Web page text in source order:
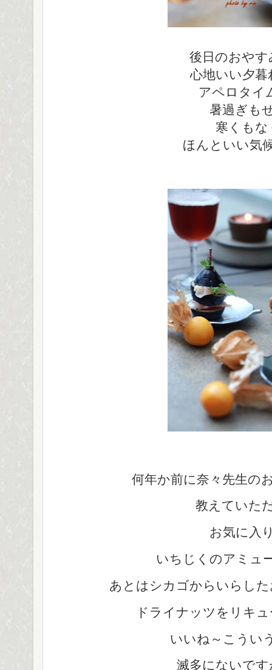
後日のおやす
心地いい夕暮
アペロタイ
暑過ぎも
寒くもな
ほんといい気
何年か前に奈々先生の
教えていた
お気に入
いちじくのアミュ
あとはシカゴからいらし
ドライナッツをリキ
いいね～こうい
滅多にないで